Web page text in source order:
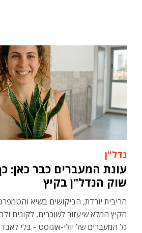
נדל"ן
עונת המעברים כבר כאן:
שוק הנדל"ן בקיץ
הריבית יורדת, הביקושים בשיא
הקיץ המלא שיעזור לשוכרים, לקונים
גל המעברים של יולי-אוגוסט - בלי